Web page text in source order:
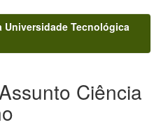
Tecnológica
Ciência